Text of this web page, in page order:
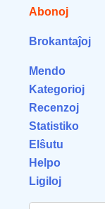
Abonoj
Brokantaĵoj
Mendo
Kategorioj
Recenzoj
Statistiko
Elŝutu
Helpo
Ligiloj